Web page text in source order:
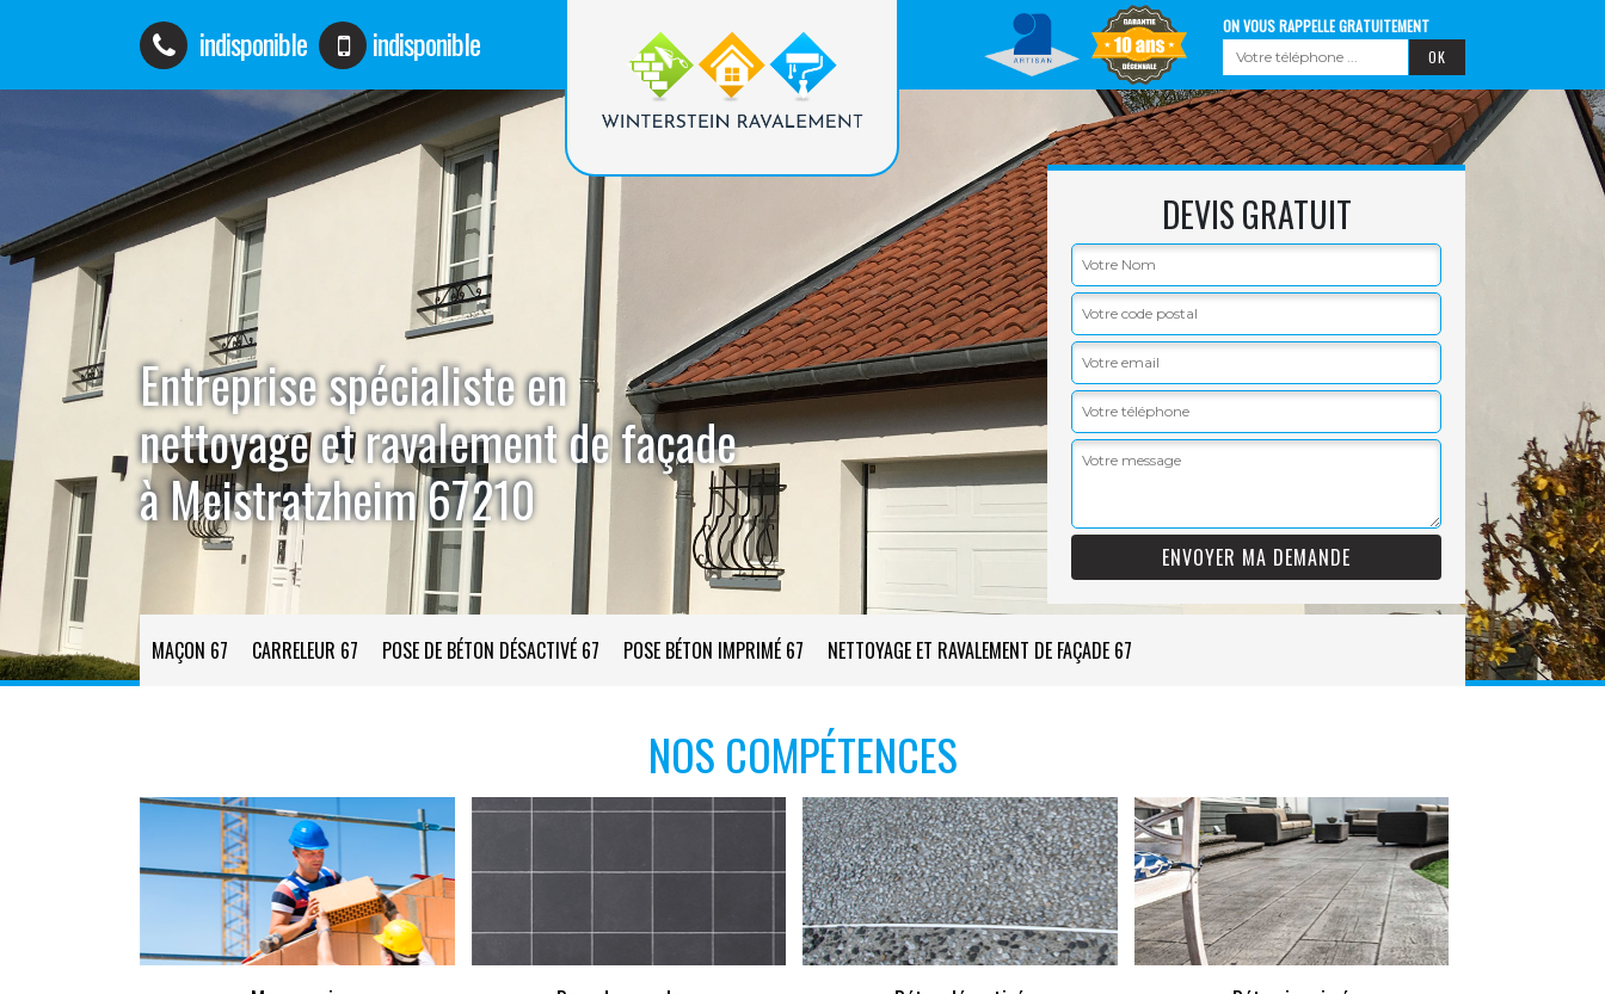
indisponible indisponible ON VOUS RAPPELLE GRATUITEMENT
Entreprise spécialiste en
nettoyage et ravalement de façade
à Meistratzheim 67210
DEVIS GRATUIT
MAÇON 67 CARRELEUR 67 POSE DE BÉTON DÉSACTIVÉ 67 POSE BÉTON IMPRIMÉ 67 NETTOYAGE ET RAVALEMENT DE FAÇADE 67
NOS COMPÉTENCES